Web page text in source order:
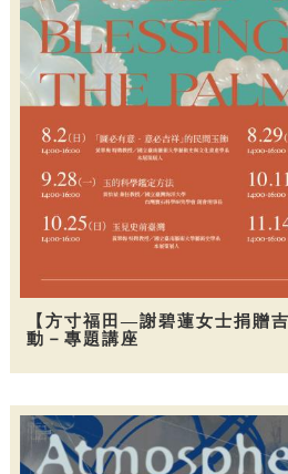
【方寸福田—謝碧蓮女士捐贈
動－專題講座